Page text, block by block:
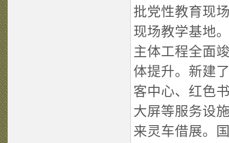
批党性教育现
现场教学基地
主体工程全面
体提升。新建
客中心、红色
大屏等服务设
来灵车借展。